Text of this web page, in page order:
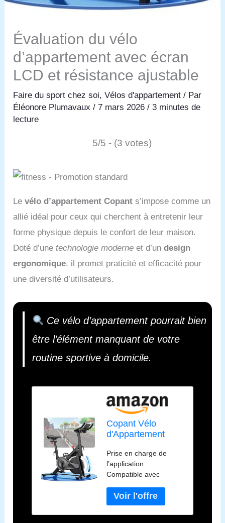
Évaluation du vélo
d’appartement avec écran
LCD et résistance ajustable
Faire du sport chez soi,Vélos d'appartement / Par
Éléonore Plumavaux/7 mars 2026/3 minutes de
lecture
5/5 - (3 votes)
Levélo d’appartement Copant s’impose comme un
allié idéal pour ceux qui cherchent à entretenir leur
forme physique depuis le confort de leur maison.
Doté d’unetechnologie moderne et d’undesign
ergonomique, il promet praticité et efficacité pour
une diversité d’utilisateurs.
Ce vélo d’appartement pourrait bien
être l’élément manquant de votre
routine sportive à domicile.
Copant Vélo
d'Appartement
avec Écran LCD et
Application, Vélo
d'Exercice
d'Intérieur avec
Résistance
Magnétique
Réglable, Capacité
Prise en charge de
l’application :
Compatible avec
suivez et analysez
facilement vos données
d’entraînement telles